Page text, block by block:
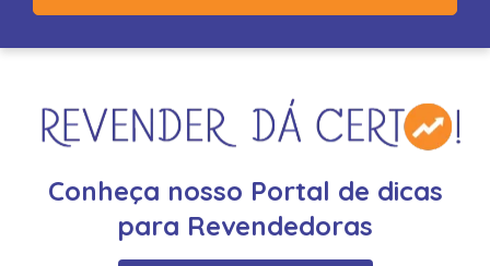
Conheça nosso Portal de dicas
para Revendedoras